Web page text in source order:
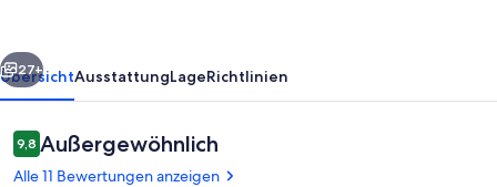
Wintergarten
Weiter
27+
ÜbersichtAusstattungLageRichtlinien
Bewertungen
9,89,8 von 10.
Außergewöhnlich
Alle 11 Bewertungen anzeigen